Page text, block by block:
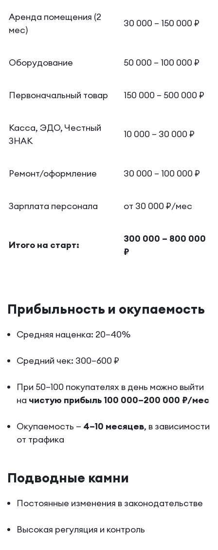
Аренда помещения (2
мес)
30 000 – 150 000 ₽
Оборудование 50 000 – 100 000 ₽
Первоначальный товар 150 000 – 500 000 ₽
Касса, ЭДО, Честный
ЗНАК
10 000 – 30 000 ₽
Ремонт/оформление 30 000 – 100 000 ₽
Зарплата персонала от 30 000 ₽/мес
Итого на старт:
300 000 – 800 000
₽
Прибыльность и окупаемость
Средняя наценка: 20–40%
Средний чек: 300–600 ₽
При 50–100 покупателях в день можно выйти
на чистую прибыль 100 000–200 000 ₽/мес
Окупаемость — 4–10 месяцев, в зависимости
от трафика
Подводные камни
Постоянные изменения в законодательстве
Высокая регуляция и контроль